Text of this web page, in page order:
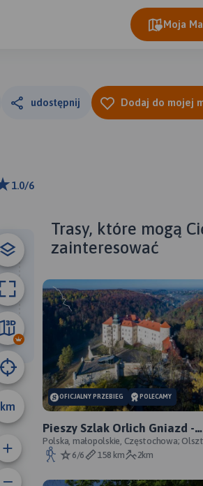
Moja
udostępnij Dodaj do mojej
1.0/6
km
14 km
Trasy, które mogą
zainteresować
OFICJALNY PRZEBIEG POLECAMY
Pieszy Szlak Orlich Gniazd -
oficjalny przebieg szlaku
Polska, małopolskie, Częstochowa;
Mirów; Bobolice; Morsko; Ogrodzieniec;
Smoleń; By
6/6 158 km 2km